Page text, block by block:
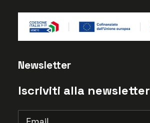
Newsletter
Iscriviti alla newsletter